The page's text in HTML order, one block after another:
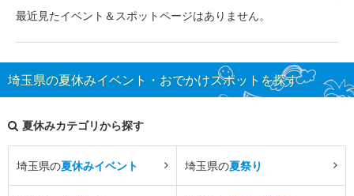
最近見たイベント＆スポットページはありません。
埼玉県の夏休みイベント・おでかけスポットを探す
夏休みカテゴリから探す
埼玉県の夏休みイベント 埼玉県の夏祭り